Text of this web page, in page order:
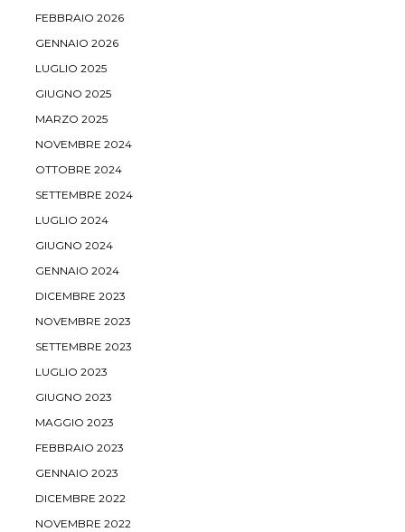
FEBBRAIO 2026
GENNAIO 2026
LUGLIO 2025
GIUGNO 2025
MARZO 2025
NOVEMBRE 2024
OTTOBRE 2024
SETTEMBRE 2024
LUGLIO 2024
GIUGNO 2024
GENNAIO 2024
DICEMBRE 2023
NOVEMBRE 2023
SETTEMBRE 2023
LUGLIO 2023
GIUGNO 2023
MAGGIO 2023
FEBBRAIO 2023
GENNAIO 2023
DICEMBRE 2022
NOVEMBRE 2022